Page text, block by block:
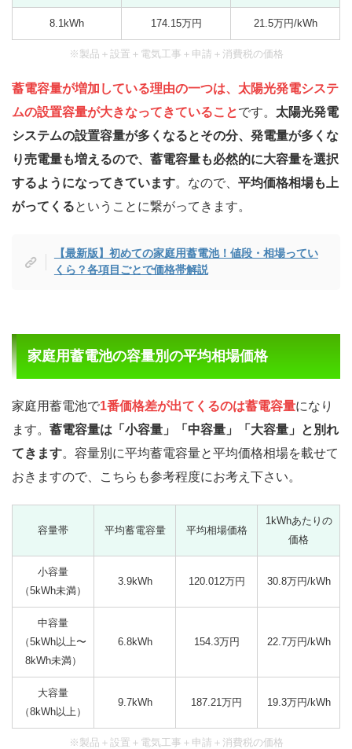
8.1kWh 174.15万円 21.5万円/kWh
※製品＋設置＋電気工事＋申請＋消費税の価格
蓄電容量が増加している理由の一つは、太陽光発電システ
ムの設置容量が大きなってきていることです。 太陽光発電
システムの設置容量が多くなるとその分、発電量が多くな
り売電量も増えるので、蓄電容量も必然的に大容量を選択
するようになってきています。なので、 平均価格相場も上
がってくるということに繋がってきます。
【最新版】初めての家庭用蓄電池！値段・相場ってい
くら？各項目ごとで価格帯解説
家庭用蓄電池の容量別の平均相場価格
家庭用蓄電池で1番価格差が出てくるのは蓄電容量になり
ます。 蓄電容量は「小容量」「中容量」「大容量」と別れ
てきます。容量別に平均蓄電容量と平均価格相場を載せて
おきますので、こちらも参考程度にお考え下さい。
容量帯 平均蓄電容量 平均相場価格
1kWhあたりの
価格
小容量
（5kWh未満）
3.9kWh 120.012万円 30.8万円/kWh
中容量
（5kWh以上〜
8kWh未満）
6.8kWh 154.3万円 22.7万円/kWh
大容量
（8kWh以上）
9.7kWh 187.21万円 19.3万円/kWh
※製品＋設置＋電気工事＋申請＋消費税の価格